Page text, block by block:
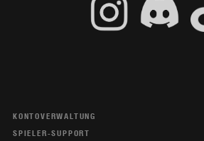
KONTOVERWALTUNG
SPIELER-SUPPORT